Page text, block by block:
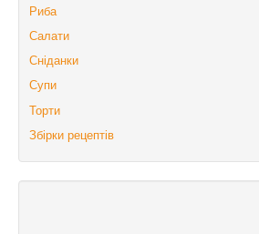
Риба
Салати
Сніданки
Супи
Торти
Збірки рецептів